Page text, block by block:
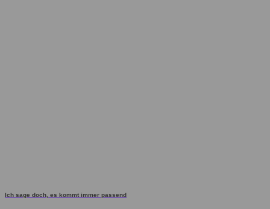
Ich sage doch, es kommt immer passend